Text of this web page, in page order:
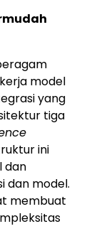
model
yang
tiga
ini
dan
dan model.
membuat